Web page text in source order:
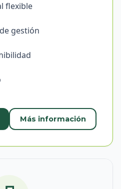
flexible
gestión
Más información